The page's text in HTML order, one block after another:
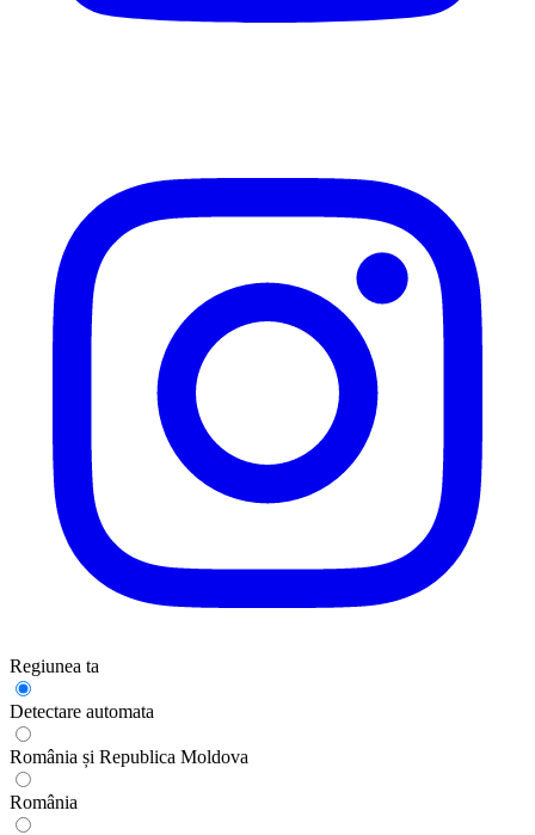
Regiunea ta
Detectare automata
România și Republica Moldova
România